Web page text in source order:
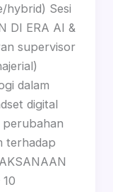
hybrid) Sesi
DI ERA AI &
supervisor
dalam
digital
perubahan
terhadap